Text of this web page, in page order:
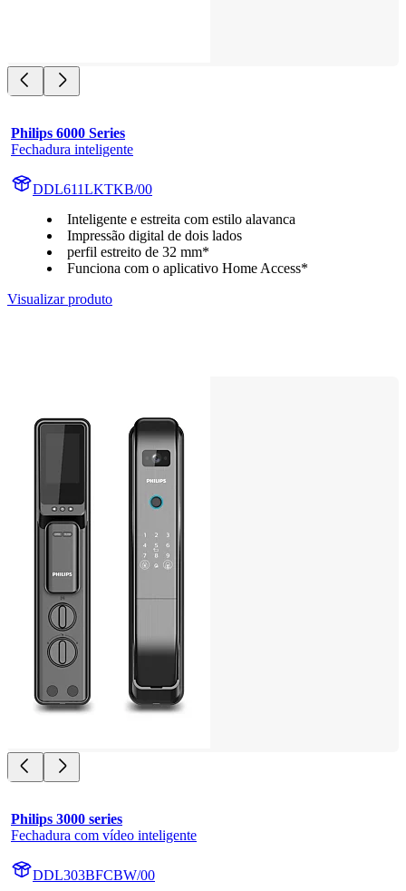
Philips 6000 Series
Fechadura inteligente
DDL611LKTKB/00
Inteligente e estreita com estilo alavanca
Impressão digital de dois lados
perfil estreito de 32 mm*
Funciona com o aplicativo Home Access*
Visualizar produto
Philips 3000 series
Fechadura com vídeo inteligente
DDL303BFCBW/00